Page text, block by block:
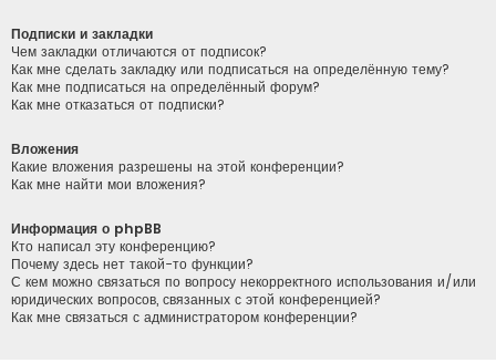
Подписки и закладки
Чем закладки отличаются от подписок?
Как мне сделать закладку или подписаться на определённую тему?
Как мне подписаться на определённый форум?
Как мне отказаться от подписки?
Вложения
Какие вложения разрешены на этой конференции?
Как мне найти мои вложения?
Информация о phpBB
Кто написал эту конференцию?
Почему здесь нет такой-то функции?
С кем можно связаться по вопросу некорректного использования и/или
юридических вопросов, связанных с этой конференцией?
Как мне связаться с администратором конференции?